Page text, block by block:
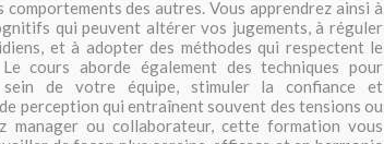
des autres. Vous apprendrez ainsi à
qui peuvent altérer vos jugements, à réguler
et à adopter des méthodes qui respectent le
cours aborde également des techniques pour
sein de votre équipe, stimuler la confiance et
perception qui entraînent souvent des tensions ou
manager ou collaborateur, cette formation vous